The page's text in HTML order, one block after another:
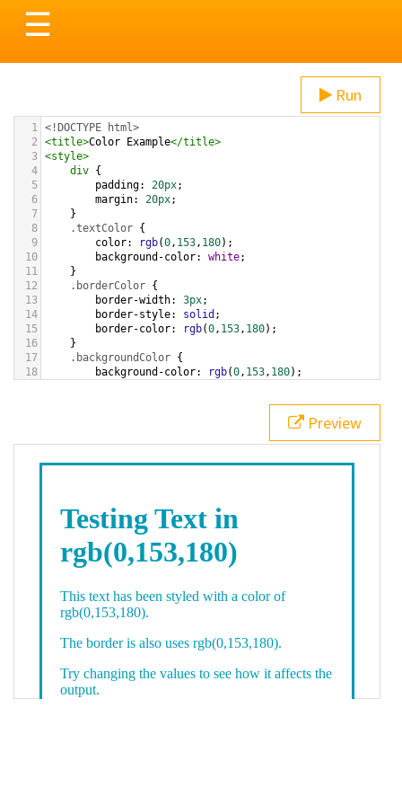
Toggle
navigation
☰
Run
1 <!DOCTYPE html>
2
<title>Color Example</title>
3 <style>
4
div {
5
padding: 20px;
6
margin: 20px;
7
}
8
.textColor {
9
color: rgb(0, 153, 180);
10
background-color: white;
11
}
12
.borderColor {
13
border-width: 3px;
14
border-style: solid ;
15
border-color: rgb(0, 153, 180);
16
}
17
.backgroundColor {
18
background-color: rgb(0, 153, 180);
bottom ,
white, rgb(0,153,180));
div class="textColor borderColor"
< h1>Testing Text in rgb(0,153,180)
Preview